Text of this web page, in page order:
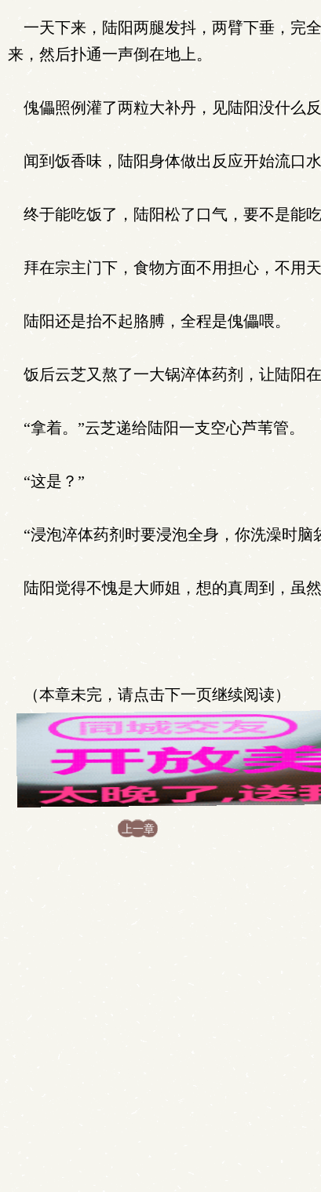
一天下来，陆阳两腿发抖，两臂下垂，完
来，然后扑通一声倒在地上。
傀儡照例灌了两粒大补丹，见陆阳没什么
闻到饭香味，陆阳身体做出反应开始流口
终于能吃饭了，陆阳松了口气，要不是能
拜在宗主门下，食物方面不用担心，不用
陆阳还是抬不起胳膊，全程是傀儡喂。
饭后云芝又熬了一大锅淬体药剂，让陆阳
“拿着。”云芝递给陆阳一支空心芦苇管。
“这是？”
“浸泡淬体药剂时要浸泡全身，你洗澡时脑
陆阳觉得不愧是大师姐，想的真周到，虽
（本章未完，请点击下一页继续阅读）
上一章